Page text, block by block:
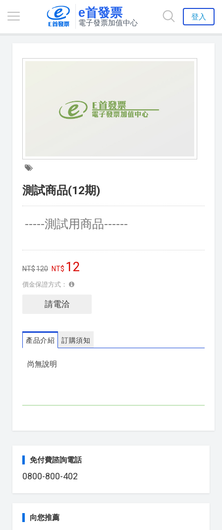
e首發票
電子發票加值中心
登入
測試商品(12期)
-----測試用商品------
120 12
價金保證方式：
請電洽
產品介紹 訂購須知
尚無說明
免付費諮詢電話
0800-800-402
向您推薦